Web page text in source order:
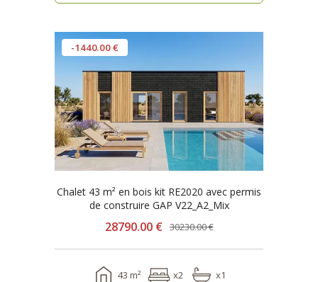
-1440.00 €
Chalet 43 m² en bois kit RE2020 avec permis
de construire GAP V22_A2_Mix
28790.00 € 30230.00 €
43 m² x2 x1